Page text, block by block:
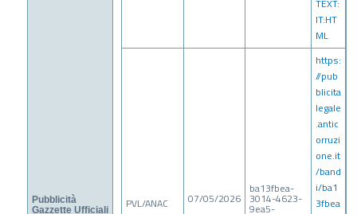
Pubblicità
Gazzette Ufficiali
TEXT:
IT:HT
ML
PVL/ANAC 07/05/2026
ba13fbea-
3014-4623-
9ea5-
https:
//pub
blicita
legale
.antic
orruzi
one.it
/band
i/ba1
3fbea